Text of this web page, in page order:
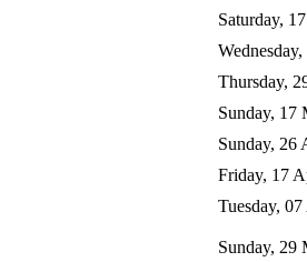
Saturday,
Thursday,
Sunday, 17
Sunday, 26
Friday, 17
Tuesday,
Sunday, 29